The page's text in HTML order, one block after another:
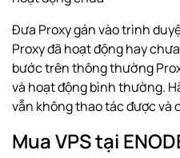
Đưa Proxy gán vào trình
Proxy đã hoạt động hay
bước trên thông thường
và hoạt động bình thường.
vẫn không thao tác được và
Mua VPS tại